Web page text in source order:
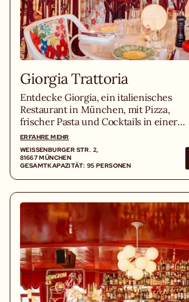
Giorgia Trattoria
Entdecke Giorgia, ein italienisches
Restaurant in München, mit Pizza,
frischer Pasta und Cocktails in einer
Flower-Power-Atmosphäre und offener
Küche.
ERFAHRE MEHR
WEISSENBURGER STR. 2, 8
1667 MÜNCHEN
GESAMTKAPAZITÄT: 95 PERSONEN